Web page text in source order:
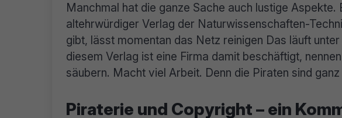
Manchmal hat die ganze Sache auch lustige Aspekte.
altehrwürdiger Verlag der Naturwissenschaften-
gibt, lässt momentan das Netz reinigen Das läuft
diesem Verlag ist eine Firma damit beschäftigt,
säubern. Macht viel Arbeit. Denn die Piraten sind
Piraterie und Copyright – ein